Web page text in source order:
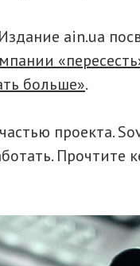
ain.ua
больше».
проекта.
Прочтите